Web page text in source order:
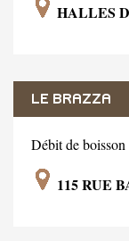
HALLES
LE BRAZZA
Débit de
115 RUE